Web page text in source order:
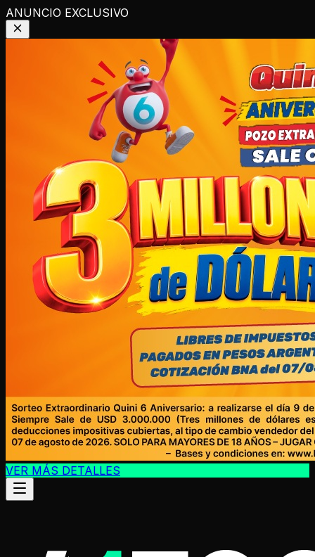
ANUNCIO EXCLUSIVO
VER MÁS DETALLES